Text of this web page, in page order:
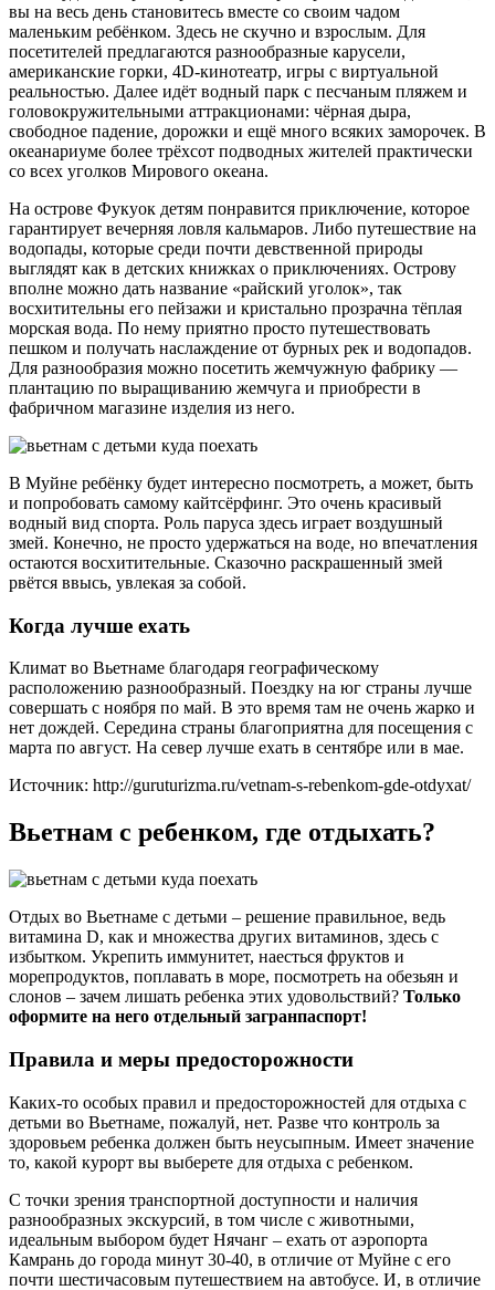
вы на весь день становитесь вместе со своим чадом
маленьким ребёнком. Здесь не скучно и взрослым. Для
посетителей предлагаются разнообразные карусели,
американские горки, 4D-кинотеатр, игры с виртуальной
реальностью. Далее идёт водный парк с песчаным пляжем и
головокружительными аттракционами: чёрная дыра,
свободное падение, дорожки и ещё много всяких заморочек. В
океанариуме более трёхсот подводных жителей практически
со всех уголков Мирового океана.
На острове Фукуок детям понравится приключение, которое
гарантирует вечерняя ловля кальмаров. Либо путешествие на
водопады, которые среди почти девственной природы
выглядят как в детских книжках о приключениях. Острову
вполне можно дать название «райский уголок», так
восхитительны его пейзажи и кристально прозрачна тёплая
морская вода. По нему приятно просто путешествовать
пешком и получать наслаждение от бурных рек и водопадов.
Для разнообразия можно посетить жемчужную фабрику —
плантацию по выращиванию жемчуга и приобрести в
фабричном магазине изделия из него.
В Муйне ребёнку будет интересно посмотреть, а может, быть
и попробовать самому кайтсёрфинг. Это очень красивый
водный вид спорта. Роль паруса здесь играет воздушный
змей. Конечно, не просто удержаться на воде, но впечатления
остаются восхитительные. Сказочно раскрашенный змей
рвётся ввысь, увлекая за собой.
Когда лучше ехать
Климат во Вьетнаме благодаря географическому
расположению разнообразный. Поездку на юг страны лучше
совершать с ноября по май. В это время там не очень жарко и
нет дождей. Середина страны благоприятна для посещения с
марта по август. На север лучше ехать в сентябре или в мае.
Источник: http://guruturizma.ru/vetnam-s-rebenkom-gde-otdyxat/
Вьетнам с ребенком, где отдыхать?
Отдых во Вьетнаме с детьми – решение правильное, ведь
витамина D, как и множества других витаминов, здесь с
избытком. Укрепить иммунитет, наесться фруктов и
морепродуктов, поплавать в море, посмотреть на обезьян и
слонов – зачем лишать ребенка этих удовольствий? Только
оформите на него отдельный загранпаспорт!
Правила и меры предосторожности
Каких-то особых правил и предосторожностей для отдыха с
детьми во Вьетнаме, пожалуй, нет. Разве что контроль за
здоровьем ребенка должен быть неусыпным. Имеет значение
то, какой курорт вы выберете для отдыха с ребенком.
С точки зрения транспортной доступности и наличия
разнообразных экскурсий, в том числе с животными,
идеальным выбором будет Нячанг – ехать от аэропорта
Камрань до города минут 30-40, в отличие от Муйне с его
почти шестичасовым путешествием на автобусе. И, в отличие